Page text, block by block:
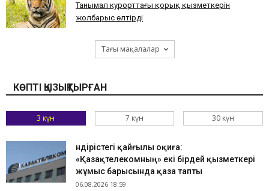
​Танымал курорттағы қорық қызметкерін
жолбарыс өлтірді
Тағы мақалалар
КӨПТІ ҚЫЗЫҚТЫРҒАН
3 күн 7 күн 30 күн
Өндірістегі қайғылы оқиға:
«Қазақтелекомның» екі бірдей қызметкері
жұмыс барысында қаза тапты
06.08.2026 18:59